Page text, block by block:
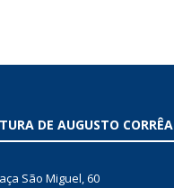
DE AUGUSTO CORRÊA
São Miguel, 60